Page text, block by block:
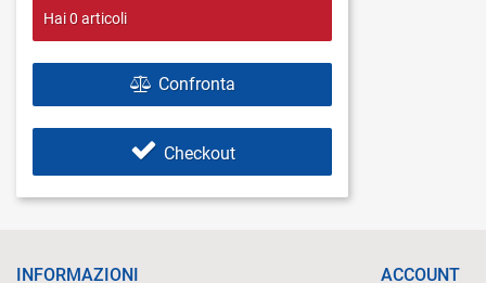
Hai0articoli
Confronta
Checkout
INFORMAZIONI ACCOUNT